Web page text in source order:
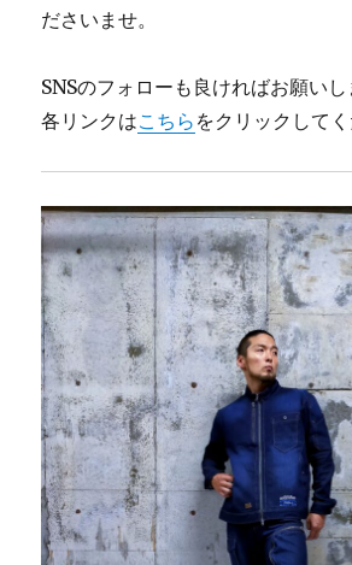
ださいませ。
SNSのフォローも良ければお願い
各リンクはこちら をクリックしてく